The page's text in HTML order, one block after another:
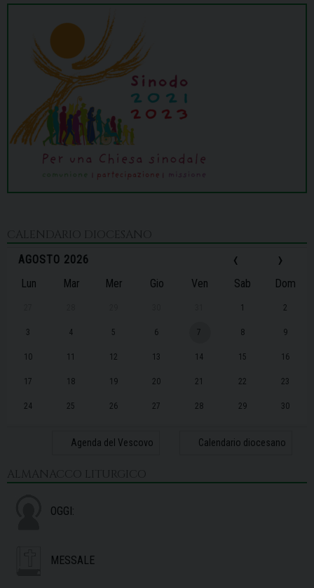
CALENDARIO DIOCESANO
‹
AGOSTO 2026 ›
Lun Mar Mer Gio Ven Sab Dom
1 2
3 4 5 6 7 8 9
10 11 12 13 14 15 16
17 18 19 20 21 22 23
24 25 26 27 28 29 30
Agenda del Vescovo Calendario diocesano
ALMANACCO LITURGICO
OGGI:
MESSALE